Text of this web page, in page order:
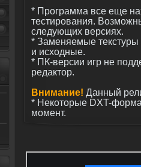
* Программа все еще
тестирования.
следующих версиях.
* Заменяемые
и исходные.
* ПК-версии игр не
редактор.
Внимание! Данный
* Некоторые DXT-
момент.